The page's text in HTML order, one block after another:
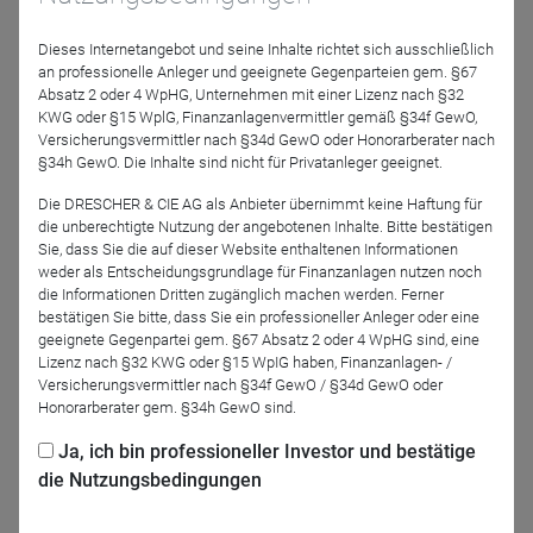
Roman Kostal
TBF Global Asset
Management GmbH
Moderation
Dieses Internetangebot und seine Inhalte richtet sich ausschließlich
an professionelle Anleger und geeignete Gegenparteien gem. §67
Absatz 2 oder 4 WpHG, Unternehmen mit einer Lizenz nach §32
KWG oder §15 WplG, Finanzanlagenvermittler gemäß §34f GewO,
Versicherungsvermittler nach §34d GewO oder Honorarberater nach
§34h GewO. Die Inhalte sind nicht für Privatanleger geeignet.
Die DRESCHER & CIE AG als Anbieter übernimmt keine Haftung für
die unberechtigte Nutzung der angebotenen Inhalte. Bitte bestätigen
Sie, dass Sie die auf dieser Website enthaltenen Informationen
weder als Entscheidungsgrundlage für Finanzanlagen nutzen noch
die Informationen Dritten zugänglich machen werden. Ferner
bestätigen Sie bitte, dass Sie ein professioneller Anleger oder eine
geeignete Gegenpartei gem. §67 Absatz 2 oder 4 WpHG sind, eine
Lizenz nach §32 KWG oder §15 WpIG haben, Finanzanlagen- /
Versicherungsvermittler nach §34f GewO / §34d GewO oder
Honorarberater gem. §34h GewO sind.
Ja, ich bin professioneller Investor und bestätige
die Nutzungsbedingungen